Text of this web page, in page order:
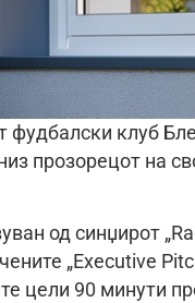
фудбалски клуб
прозорецот на
од синџирот
„Executive
цели 90 минути